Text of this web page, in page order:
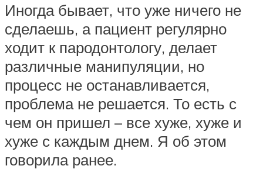
Иногда бывает, что уже ничего не
сделаешь, а пациент регулярно
ходит к пародонтологу, делает
различные манипуляции, но
процесс не останавливается,
проблема не решается. То есть с
чем он пришел – все хуже, хуже и
хуже с каждым днем. Я об этом
говорила ранее.